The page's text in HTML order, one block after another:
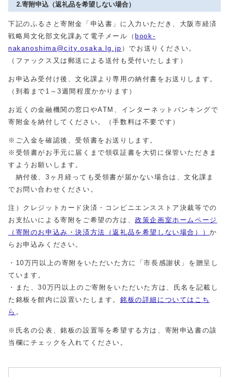
2.寄附申込（返礼品を希望しない場合）
下記のふるさと寄附金「申込書」に入力いただき、大阪市経済
戦略局文化部文化課あて電子メール（book-
nakanoshima@city.osaka.lg.jp ）でお送りください。
（ファックス又は郵送による送付も受付いたします）
お申込み受付け後、文化課より専用の納付書をお送りします。
（到着まで1～3週間程度かかります）
お近くの金融機関の窓口やATM、インターネットバンキングで
寄附金を納付してください。（手数料は不要です）
※ご入金を確認後、受領書をお送りします。
※受領書がお手元に届くまで領収証書を大切に保管いただきま
すようお願いします。
納付後、3ヶ月経っても受領書が届かない場合は、文化課ま
でお問い合わせください。
注）クレジットカード決済・コンビニエンスストア決裁等での
お支払いによる寄附をご希望の方は、政策企画室ホームページ
（寄附のお申込み・決済方法（返礼品を希望しない場合））か
らお申込みください。
・10万円以上の寄附をいただいた方に「市長感謝状」を贈呈し
ています。
・また、30万円以上のご寄附をいただいた方は、氏名を記載し
た銘板を館内に設置いたします。 銘板の詳細についてはこち
ら 。
※氏名の公表、銘板の設置等を希望する方は、寄附申込書の該
当欄にチェックを入れてください。